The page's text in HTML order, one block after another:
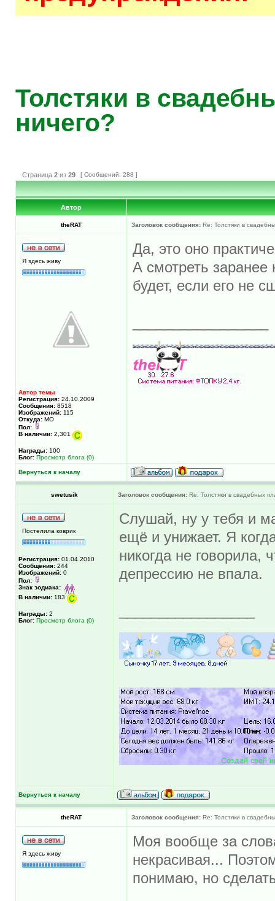
Толстяки в
ничего?
Страница 2 из 29 [ Сообщений: 288 ]
Автор
theRAT Заголовок сообщения: Re: Толстяки в
Я здесь живу
Автор темы
Регистрация: 24.10.2009
Сообщения: 8518
Изображений: 115
Откуда: МО
Пол:
В наличии: 2,301
Награды: 100
Блог: Просмотр блога (0)
Да, это оно
А смотреть заранее
будет, если его не
Вернуться к началу
swetusik Заголовок сообщения: Re: Толстяки в свадебных
Постелила коврик
Регистрация: 01.04.2010
Сообщения: 244
Изображений: 0
Пол:
Знак зодиака:
В наличии: 183
Награды: 2
Блог: Просмотр блога (0)
Слушай, ну у тебя и
ещё и унижает. Я
никогда не говорила,
депрессию не впала.
Вернуться к началу
theRAT Заголовок сообщения: Re: Толстяки в
Я здесь живу
Моя вообще за
некрасивая...
понимаю, но